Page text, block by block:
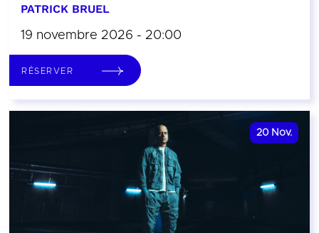
PATRICK BRUEL
19 novembre 2026 - 20:00
RÉSERVER
20 Nov.